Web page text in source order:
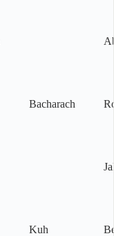
Bacharach
Kuh